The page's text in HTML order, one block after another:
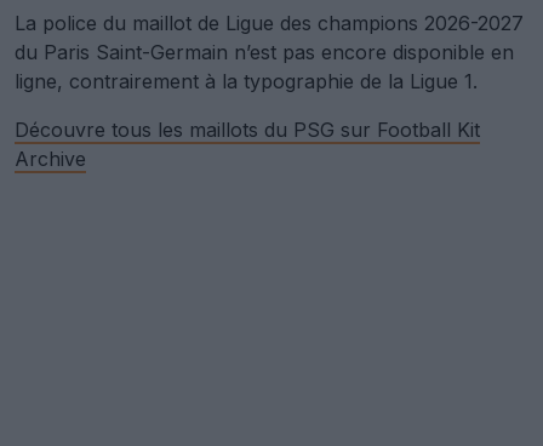
La police du maillot de Ligue des champions 2026-2027
du Paris Saint-Germain n’est pas encore disponible en
ligne, contrairement à la typographie de la Ligue 1.
Découvre tous les maillots du PSG sur Football Kit
Archive